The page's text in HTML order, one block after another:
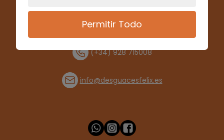
(+34) 928 715008
info@desguacesfelix.es
Permitir Todo